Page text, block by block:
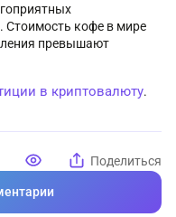
Стоимость кофе в мире
превышают
в криптовалюту.
Поделиться